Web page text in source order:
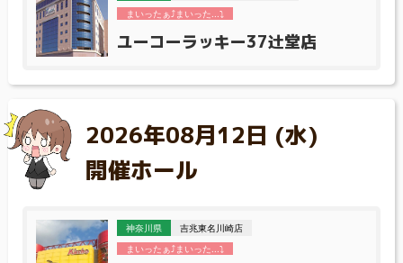
まいったぁ⤴まいった...⤵
ユーコーラッキー37辻堂店
2026年08月12日 (水)
開催ホール
神奈川県
吉兆東名川崎店
まいったぁ⤴まいった...⤵